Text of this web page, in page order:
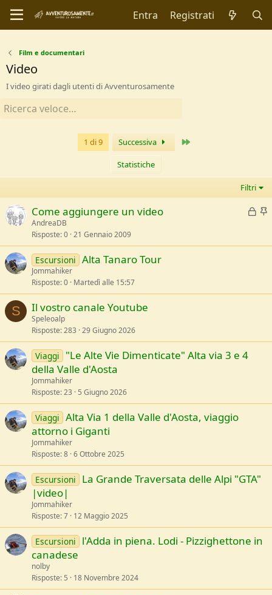
Entra Registrati
Film e documentari
Video
I video girati dagli utenti di Avventurosamente
1 di 9 Successiva
Statistiche
Filtri
B
c
t
I
v
e
Come aggiungere un video
AndreaDB
Risposte 0 21 Gennaio 2009
Escursioni Alta Tanaro Tour
Jommahiker
Risposte 0 Martedì alle 15:57
S Il vostro canale Youtube
Speleoalp
Risposte 283 29 Giugno 2026
Viaggi
"Le Alte Vie Dimenticate" Alta via 3 e 4
della Valle d'Aosta
Jommahiker
Risposte 23 5 Giugno 2026
Viaggi Alta Via 1 della Valle d'Aosta, viaggio
attorno i Giganti
Jommahiker
Risposte 8 6 Ottobre 2025
Escursioni
La Grande Traversata delle Alpi "GTA"
|video|
Jommahiker
Risposte 7 12 Maggio 2025
Escursioni
l'Adda in piena. Lodi - Pizzighettone in
canadese
nolby
Risposte 5 18 Novembre 2024